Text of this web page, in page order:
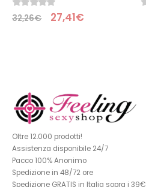
0Su 5
32,26€ 27,41€
Oltre 12.000 prodotti!
Assistenza disponibile 24/7
Pacco 100% Anonimo
Spedizione in 48/72 ore
Spedizione GRATIS in Italia sopra i 39€